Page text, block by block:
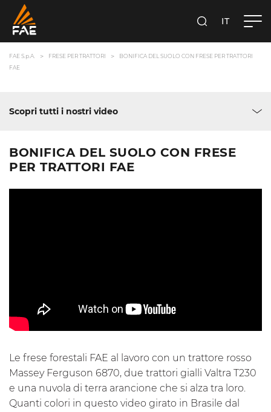
CERCAIT
FAE S.p.A. FRESE PER TRATTORI
BONIFICA DEL SUOLO CON FRESE PER TRATTORI
FAE
Scopri tutti i nostri video
BONIFICA DEL SUOLO CON FRESE
PER TRATTORI FAE
Le frese forestali FAE al lavoro con un trattore rosso
Massey Ferguson 6870, due trattori gialli Valtra T230
e una nuvola di terra arancione che si alza tra loro.
Quanti colori in questo video girato in Brasile dal